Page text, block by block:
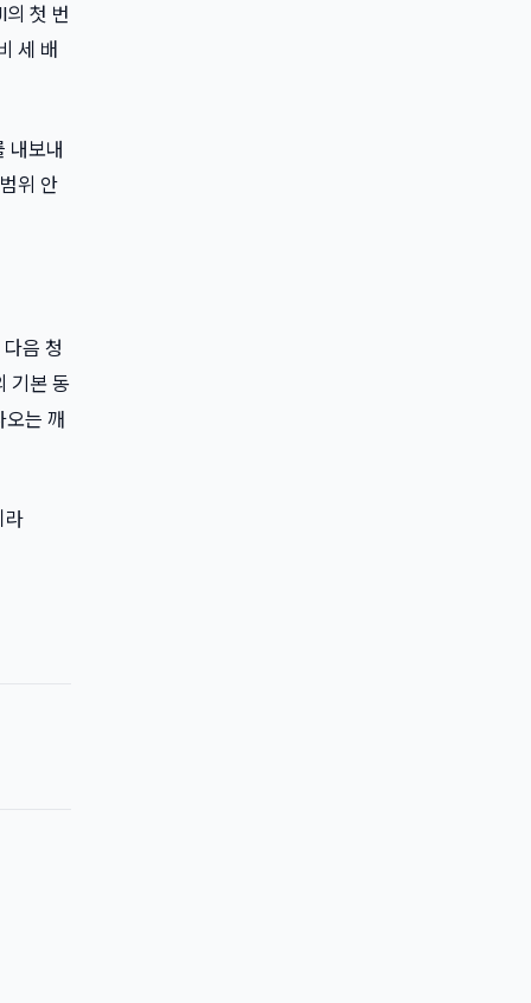
첫 번
세 배
내보내
위 안
음 청
기본 동
는 깨
라